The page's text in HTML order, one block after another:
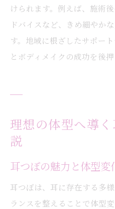
けられます。例えば、施術
ドバイスなど、きめ細やか
す。地域に根ざしたサポー
とボディメイクの成功を後押
理想の体型へ導
説
耳つぼの魅力と体型
耳つぼは、耳に存在する多
ランスを整えることで体型